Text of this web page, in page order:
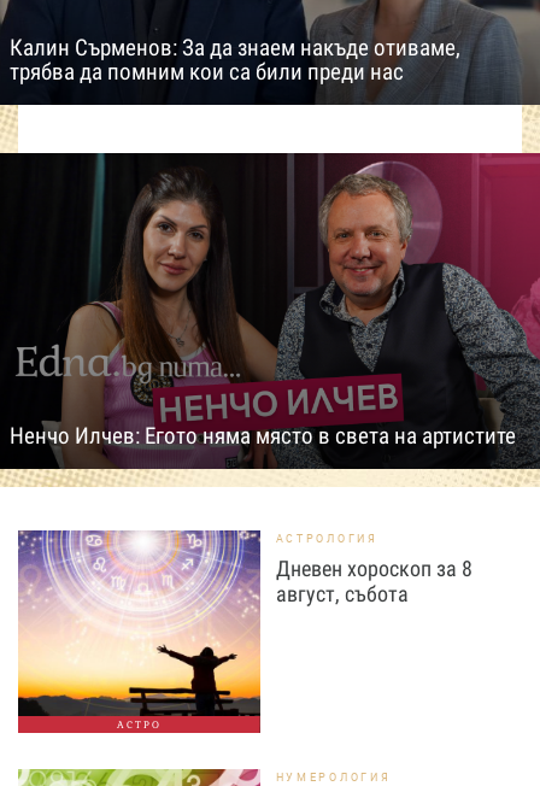
Калин Сърменов: За да знаем накъде отиваме,
трябва да помним кои са били преди нас
Ненчо Илчев: Егото няма място в света на артистите
АСТРО
АСТРОЛОГИЯ
Дневен хороскоп за 8
август, събота
НУМЕРОЛОГИЯ